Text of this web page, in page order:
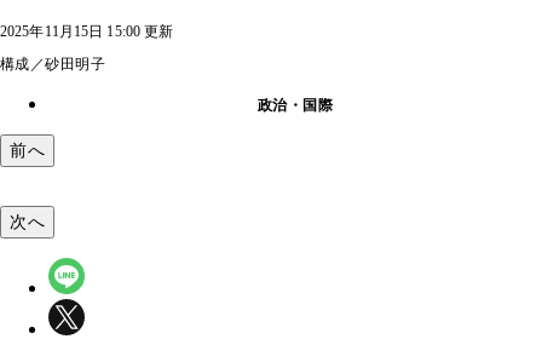
2025年11月15日 15:00 更新
構成／砂田明子
政治・国際
前へ
次へ